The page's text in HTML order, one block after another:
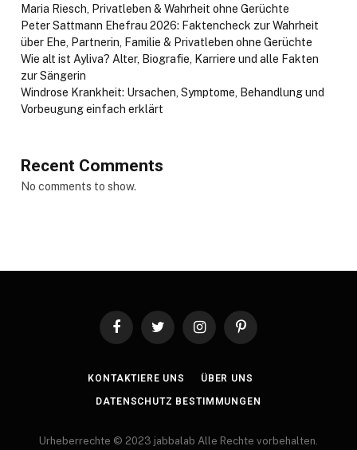
Maria Riesch, Privatleben & Wahrheit ohne Gerüchte
Peter Sattmann Ehefrau 2026: Faktencheck zur Wahrheit
über Ehe, Partnerin, Familie & Privatleben ohne Gerüchte
Wie alt ist Ayliva? Alter, Biografie, Karriere und alle Fakten
zur Sängerin
Windrose Krankheit: Ursachen, Symptome, Behandlung und
Vorbeugung einfach erklärt
Recent Comments
No comments to show.
FacebookTwitter InstagramPinterest
KONTAKTIERE UNS ÜBER UNS
DATENSCHUTZ BESTIMMUNGEN
Urheberrechte © 2023 jabbalab Alle Rechte vorbehalten.